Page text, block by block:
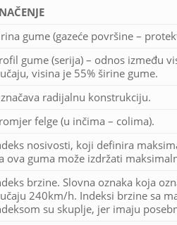
gume (gazeće površine –
gume (serija) – odnos između
visina je 55% širine gume.
radijalnu konstrukciju.
felge (u inčima – colima).
nosivosti, koji definira
ova guma može izdržati
brzine. Slovna oznaka koja
240km/h. Indeksi brzine sa
su skuplje, jer imaju